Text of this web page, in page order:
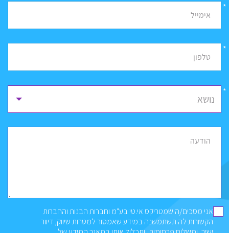
אימייל
*
טלפון
*
נושא
הודעה
אני מסכים/ה שמטריקס אי.טי בע"מ וחברות הבנות והחברות
הקשורות לה תשתמשנה במידע שאמסור למטרות שיווק, דיוור